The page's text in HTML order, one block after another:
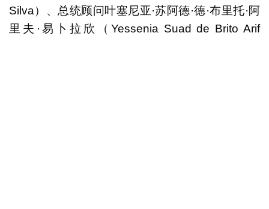
Silva）、总统顾问叶塞尼亚·苏阿德·德·布里托·阿
里夫·易卜拉欣（Yessenia Suad de Brito Arif